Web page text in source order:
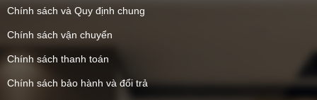
Chính sách và Quy định chung
Chính sách vận chuyển
Chính sách thanh toán
Chính sách bảo hành và đổi trả